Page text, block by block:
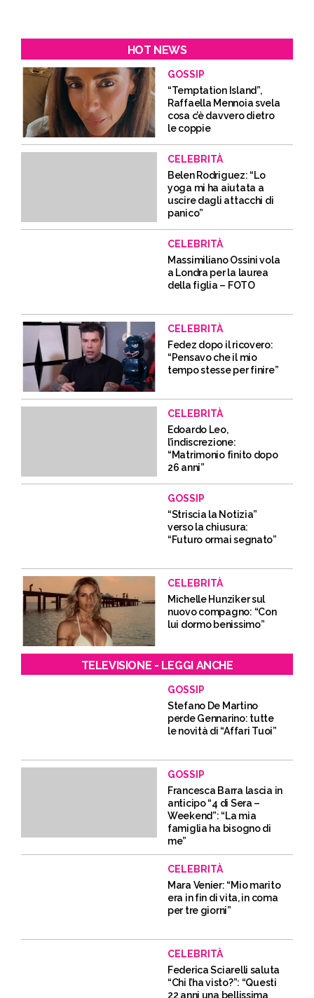
HOT NEWS
GOSSIP
“Temptation Island”,
Raffaella Mennoia svela
cosa c’è davvero dietro
le coppie
CELEBRITÀ
Belen Rodriguez: “Lo
yoga mi ha aiutata a
uscire dagli attacchi di
panico”
CELEBRITÀ
Massimiliano Ossini vola
a Londra per la laurea
della figlia – FOTO
CELEBRITÀ
Fedez dopo il ricovero:
“Pensavo che il mio
tempo stesse per finire”
CELEBRITÀ
Edoardo Leo,
l’indiscrezione:
“Matrimonio finito dopo
26 anni”
GOSSIP
“Striscia la Notizia”
verso la chiusura:
“Futuro ormai segnato”
CELEBRITÀ
Michelle Hunziker sul
nuovo compagno: “Con
lui dormo benissimo”
TELEVISIONE - LEGGI ANCHE
GOSSIP
Stefano De Martino
perde Gennarino: tutte
le novità di “Affari Tuoi”
GOSSIP
Francesca Barra lascia in
anticipo “4 di Sera –
Weekend”: “La mia
famiglia ha bisogno di
me”
CELEBRITÀ
Mara Venier: “Mio marito
era in fin di vita, in coma
per tre giorni”
CELEBRITÀ
Federica Sciarelli saluta
“Chi l’ha visto?”: “Questi
22 anni una bellissima